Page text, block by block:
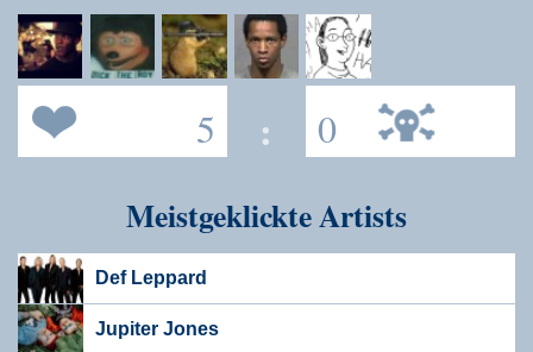
5 : 0
Meistgeklickte Artists
Def Leppard
Jupiter Jones